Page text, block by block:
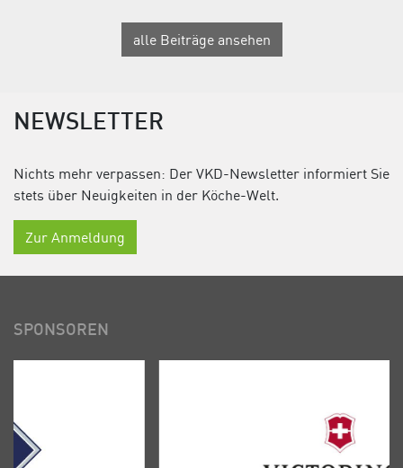
alle Beiträge ansehen
NEWSLETTER
Nichts mehr verpassen: Der VKD-Newsletter informiert Sie
stets über Neuigkeiten in der Köche-Welt.
Zur Anmeldung
SPONSOREN